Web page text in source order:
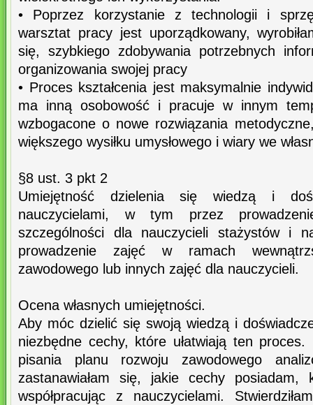
• Poprzez korzystanie z technologii i
warsztat pracy jest uporządkowany,
się, szybkiego zdobywania potrzebnych
organizowania swojej pracy
• Proces kształcenia jest maksymalnie
ma inną osobowość i pracuje w innym
wzbogacone o nowe rozwiązania
większego wysiłku umysłowego i wiary we
§8 ust. 3 pkt 2
Umiejętność dzielenia się wiedzą i
nauczycielami, w tym przez
szczególności dla nauczycieli stażystów i
prowadzenie zajęć w ramach
zawodowego lub innych zajęć dla nauczycieli.
Ocena własnych umiejętności.
Aby móc dzielić się swoją wiedzą i
niezbędne cechy, które ułatwiają ten
pisania planu rozwoju zawodowego
zastanawiałam się, jakie cechy posiadam,
współpracując z nauczycielami.